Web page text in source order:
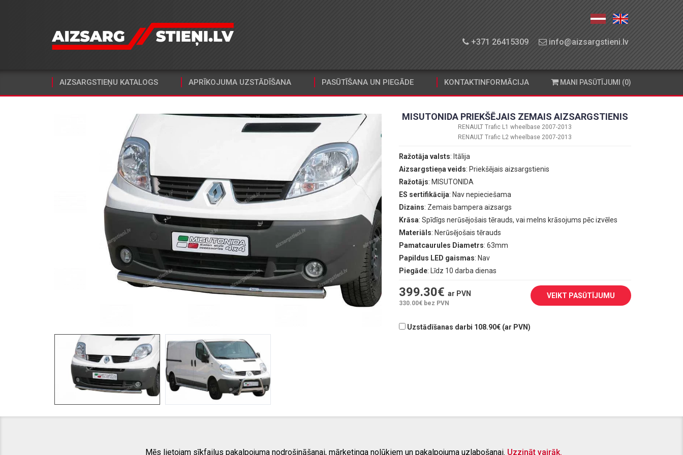
+371 26415309 info@aizsargstieni.lv
AIZSARGSTIEŅU KATALOGS APRĪKOJUMA UZSTĀDĪŠANA PASŪTĪŠANA UN PIEGĀDE KONTAKTINFORMĀCIJA MANI PASŪTĪJUMI (0)
MISUTONIDA PRIEKŠĒJAIS ZEMAIS AIZSARGSTIENIS
RENAULT Trafic L1 wheelbase 2007-2013
RENAULT Trafic L2 wheelbase 2007-2013
Ražotāja valsts: Itālija
Aizsargstieņa veids: Priekšējais aizsargstienis
Ražotājs: MISUTONIDA
ES sertifikācija: Nav nepieciešama
Dizains: Zemais bampera aizsargs
Krāsa: Spīdīgs nerūsējošais tērauds, vai melns krāsojums pēc izvēles
Materiāls: Nerūsējošais tērauds
Pamatcaurules Diametrs: 63mm
Papildus LED gaismas: Nav
Piegāde: Līdz 10 darba dienas
399.30€ ar PVN
330.00€ bez PVN
VEIKT PASŪTĪJUMU
Uzstādīšanas darbi 108.90€ (ar PVN)
Mēs lietojam sīkfailus pakalpojuma nodrošināšanai, mārketinga nolūkiem un pakalpojuma uzlabošanai. Uzzināt vairāk.